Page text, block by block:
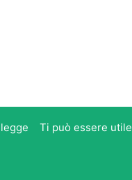
Ti può essere utile